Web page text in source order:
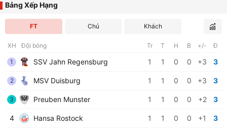
Bảng Xếp Hạng
FT Chủ Khách
XH Đội bóng Tr T H B +/- Đ
1 SSV Jahn Regensburg 1 1 0 0 +3 3
2 MSV Duisburg 1 1 0 0 +3 3
3 Preuben Munster 1 1 0 0 +2 3
4 Hansa Rostock 1 1 0 0 +1 3